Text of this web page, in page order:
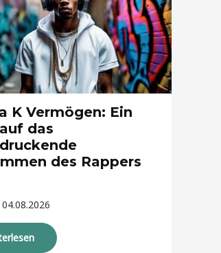
K Vermögen: Ein
das
des Rappers
04.08.2026